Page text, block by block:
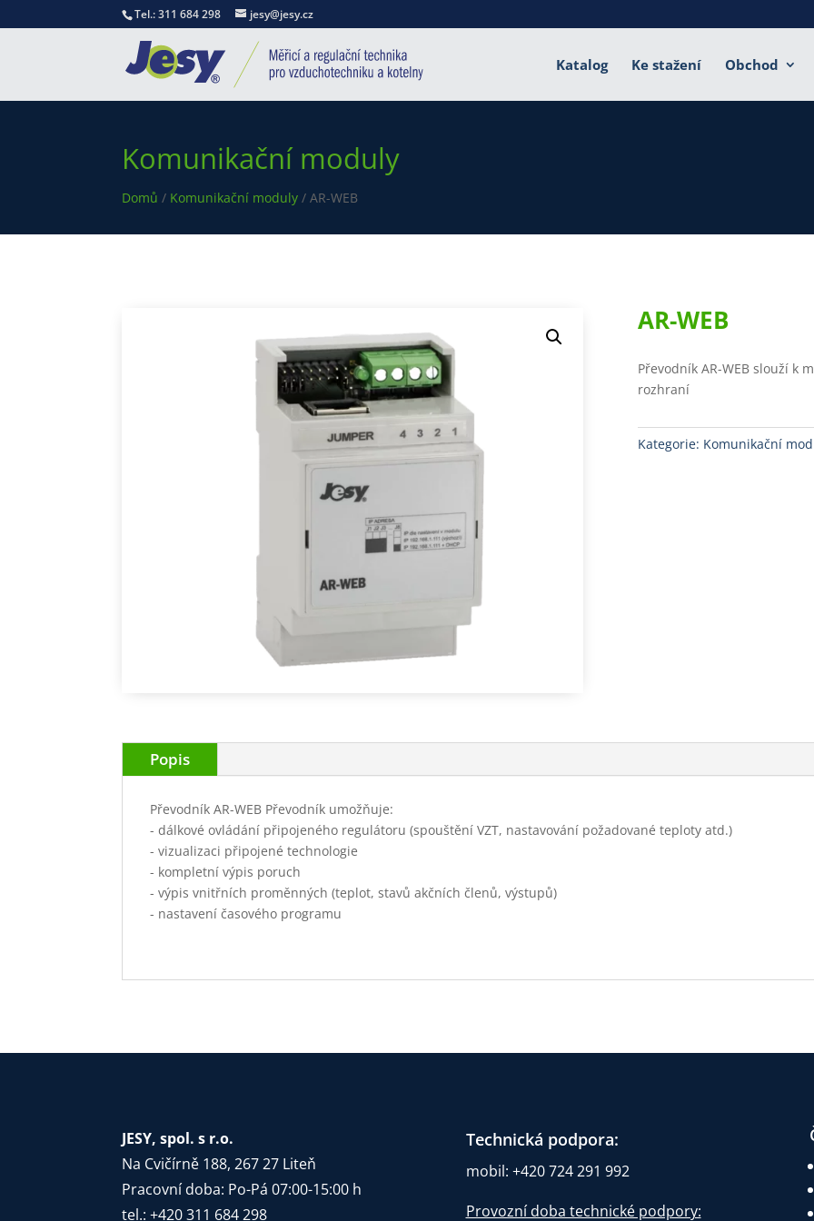
Tel.: 311 684 298 jesy@jesy.cz
Katalog Ke stažení Obchod
Komunikační moduly
Domů / Komunikační moduly / AR-WEB
AR-WEB
Převodník AR-WEB slouží k
rozhraní
Kategorie: Komunikační
Popis
Převodník AR-WEB Převodník umožňuje:
- dálkové ovládání připojeného regulátoru (spouštění VZT, nastavování požadované teploty atd.)
- vizualizaci připojené technologie
- kompletní výpis poruch
- výpis vnitřních proměnných (teplot, stavů akčních členů, výstupů)
- nastavení časového programu
JESY, spol. s r.o.
Na Cvičírně 188, 267 27 Liteň
Pracovní doba: Po-Pá 07:00-15:00 h
tel.: +420 311 684 298
Technická podpora:
mobil: +420 724 291 992
Provozní doba technické podpory: